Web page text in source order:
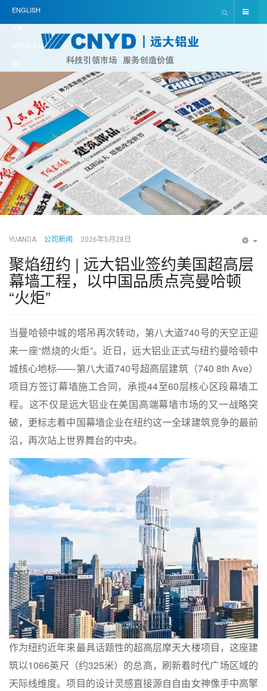
ENGLISH
(UK)
简体中文(中
国)
YUANDA 公司新闻 2026年5月28日
聚焰纽约 | 远大铝业签约美国超高层
幕墙工程，以中国品质点亮曼哈顿
“火炬”
当曼哈顿中城的塔吊再次转动，第八大道740号的天空正迎
来一座“燃烧的火炬”。近日，远大铝业正式与纽约曼哈顿中
城核心地标——第八大道740号超高层建筑（740 8th Ave）
项目方签订幕墙施工合同，承揽44至60层核心区段幕墙工
程。这不仅是远大铝业在美国高端幕墙市场的又一战略突
破，更标志着中国幕墙企业在纽约这一全球建筑竞争的最前
沿，再次站上世界舞台的中央。
作为纽约近年来最具话题性的超高层摩天大楼项目，这座建
筑以1066英尺（约325米）的总高，刷新着时代广场区域的
天际线维度。项目的设计灵感直接源自自由女神像手中高擎